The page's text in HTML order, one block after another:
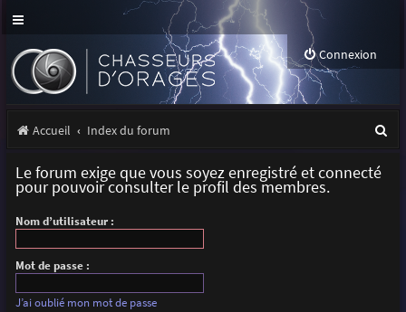
Connexion
Accueil Index du forum
Le forum exige que vous soyez enregistré et connecté
pour pouvoir consulter le profil des membres.
Nom d’utilisateur :
Mot de passe :
J’ai oublié mon mot de passe